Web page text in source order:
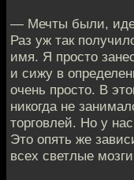
— Мечты были,
Раз уж так
имя. Я просто
и сижу в
очень просто. В
никогда не
торговлей. Но у
Это опять же
всех светлые